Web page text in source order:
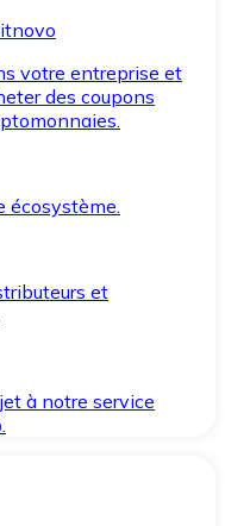
votre entreprise et
des coupons
écosystème.
et
à notre service